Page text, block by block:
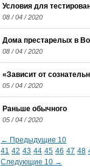
Условия для
08 / 04 / 2020
Дома престарелых в
08 / 04 / 2020
«Зависит от
05 / 04 / 2020
Раньше обычного
05 / 04 / 2020
← Предыдущие 10
41 42 43 44 45 46 47 48
Следующие 10 →